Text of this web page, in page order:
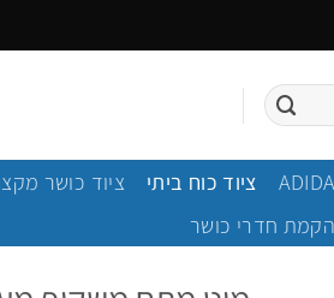
ציוד כוח ביתי ציוד כושר
הקמת חדרי כושר